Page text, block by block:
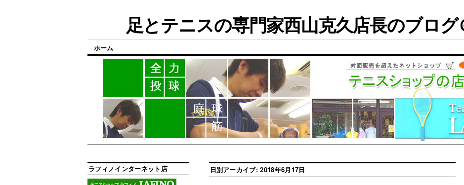
足とテニスの専門家西山克久店長のブロ
ホーム
日別アーカイブ:2018年6月17日
ラフィノインターネット店